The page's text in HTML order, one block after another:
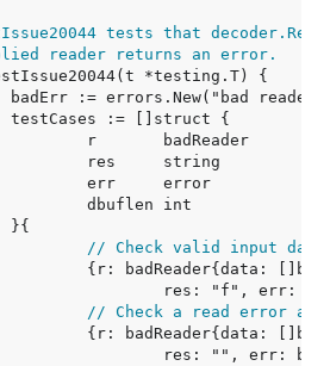
tests that
reader returns an error.
// Check valid input data
// Check a read error